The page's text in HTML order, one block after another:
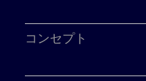
コンセプト